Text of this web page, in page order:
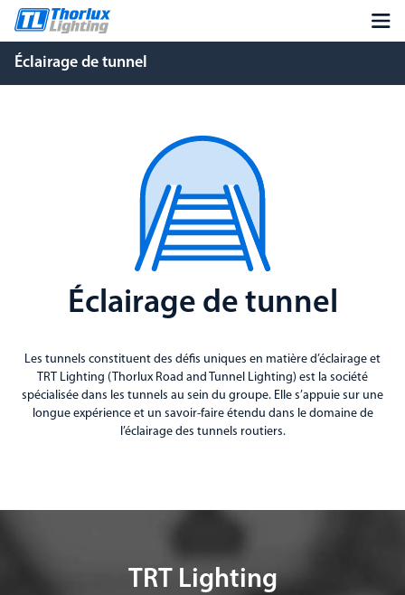
Éclairage de tunnel
Éclairage de tunnel
Les tunnels constituent des défis uniques en matière d’éclairage et
TRT Lighting (Thorlux Road and Tunnel Lighting) est la société
spécialisée dans les tunnels au sein du groupe. Elle s’appuie sur une
longue expérience et un savoir-faire étendu dans le domaine de
l’éclairage des tunnels routiers.
TRT Lighting